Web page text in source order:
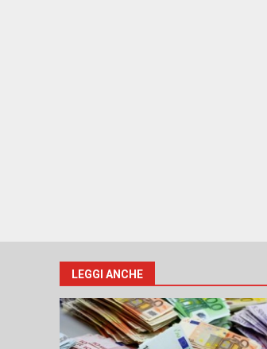
LEGGI ANCHE